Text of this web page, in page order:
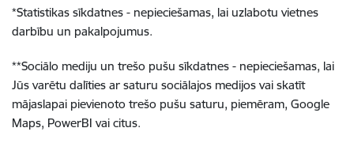
*Statistikas sīkdatnes - nepieciešamas, lai uzlabotu vietnes
darbību un pakalpojumus.
**Sociālo mediju un trešo pušu sīkdatnes - nepieciešamas, lai
Jūs varētu dalīties ar saturu sociālajos medijos vai skatīt
mājaslapai pievienoto trešo pušu saturu, piemēram, Google
Maps, PowerBI vai citus.